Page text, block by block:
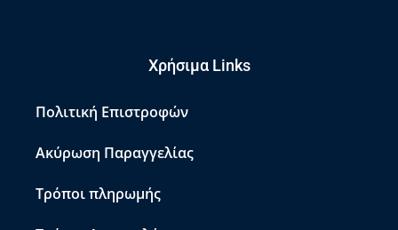
Χρήσιμα Links
Πολιτική Επιστροφών
Ακύρωση Παραγγελίας
Τρόποι πληρωμής